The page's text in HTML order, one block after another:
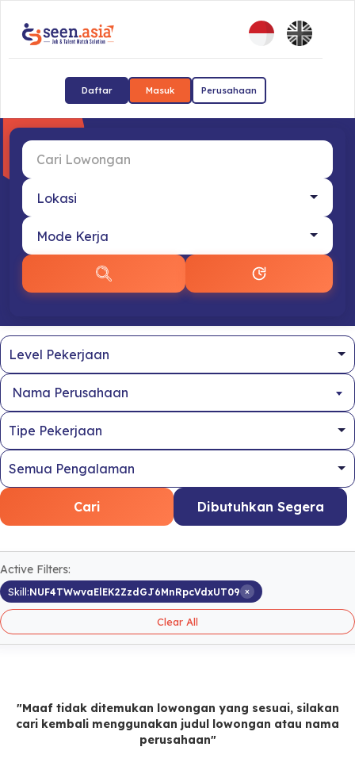
Daftar Masuk Perusahaan
Nama Perusahaan
Cari Dibutuhkan Segera
Active Filters:
Skill:NUF4TWwvaElEK2ZzdGJ6MnRpcVdxUT09 ×
Clear All
"Maaf tidak ditemukan lowongan yang sesuai, silakan
cari kembali menggunakan judul lowongan atau nama
perusahaan"